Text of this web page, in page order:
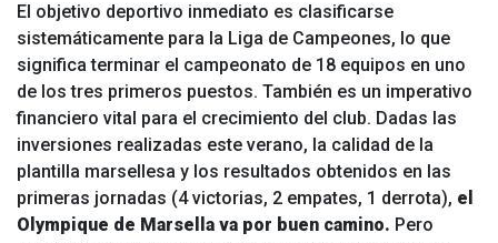
El objetivo deportivo inmediato es clasificarse
sistemáticamente para la Liga de Campeones, lo que
significa terminar el campeonato de 18 equipos en uno
de los tres primeros puestos. También es un imperativo
financiero vital para el crecimiento del club. Dadas las
inversiones realizadas este verano, la calidad de la
plantilla marsellesa y los resultados obtenidos en las
primeras jornadas (4 victorias, 2 empates, 1 derrota), el
Olympique de Marsella va por buen camino. Pero